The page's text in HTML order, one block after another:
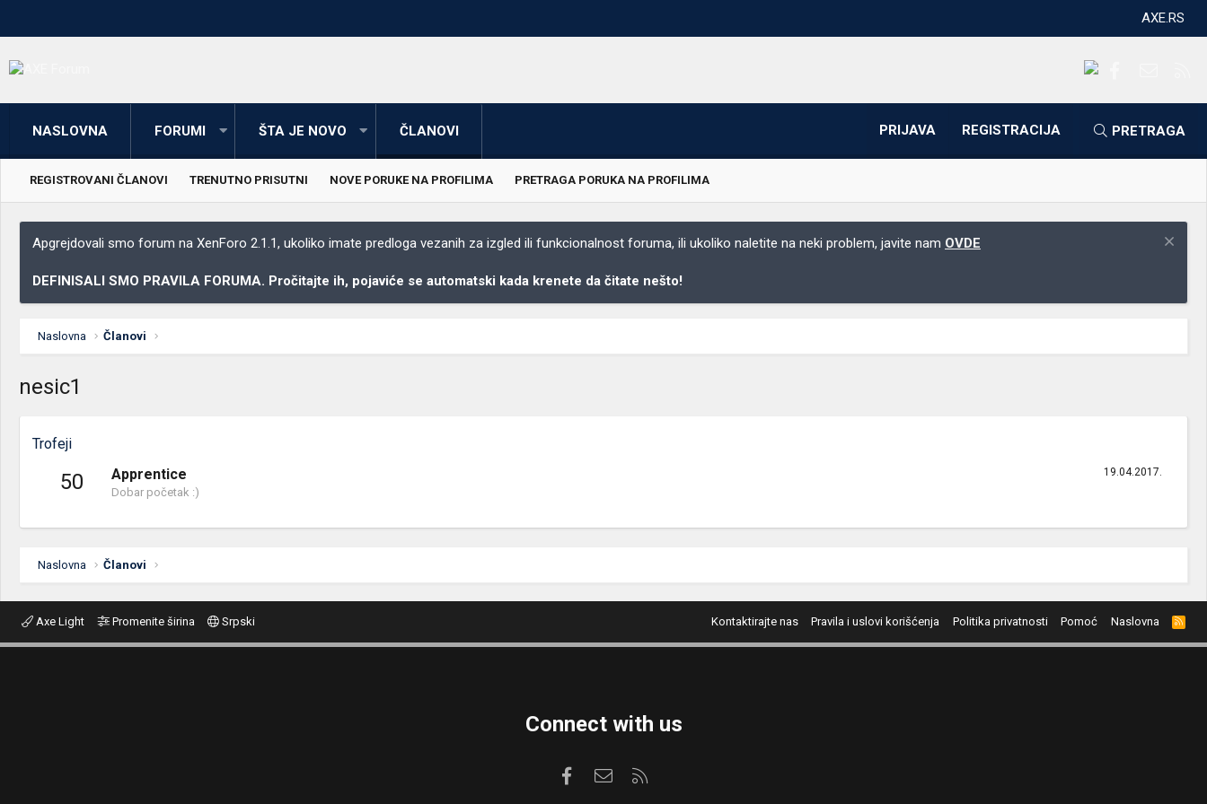
AXE.RS
NASLOVNA FORUMI ŠTA JE NOVO ČLANOVI PRIJAVA REGISTRACIJA PRETRAGA
REGISTROVANI ČLANOVI TRENUTNO PRISUTNI NOVE PORUKE NA PROFILIMA PRETRAGA PORUKA NA PROFILIMA
Apgrejdovali smo forum na XenForo 2.1.1, ukoliko imate predloga vezanih za izgled ili funkcionalnost foruma, ili ukoliko naletite na neki problem, javite nam OVDE
DEFINISALI SMO PRAVILA FORUMA. Pročitajte ih, pojaviće se automatski kada krenete da čitate nešto!
Naslovna Članovi
nesic1
Trofeji
50 19.04.2017.
Apprentice
Dobar početak :)
Naslovna Članovi
Axe Light Promenite širina Srpski Kontaktirajte nas Pravila i uslovi korišćenja Politika privatnosti Pomoć Naslovna
R
S
S
Connect with us
FacebookKontaktirajte nas